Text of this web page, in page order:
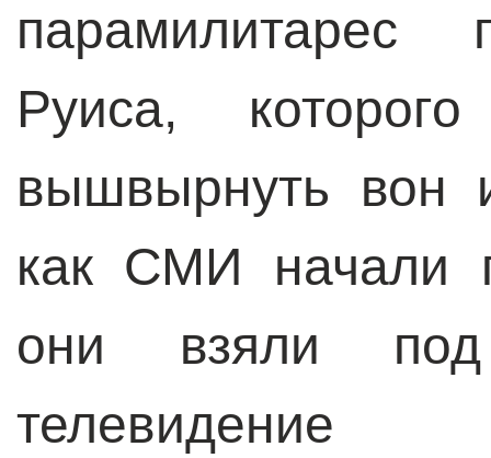
парамилитарес
Руиса,
вышвырнуть вон
как СМИ начали
они взяли под